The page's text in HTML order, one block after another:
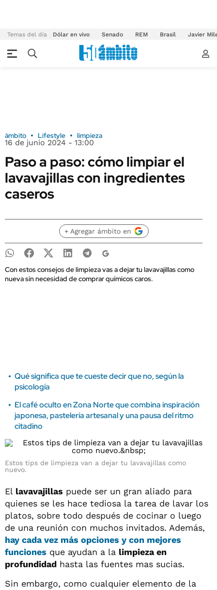
Temas del día Dólar en vivo Senado REM Brasil Javier
ámbito Lifestyle limpieza
16 de junio 2024 - 13:00
Paso a paso: cómo limpiar el
lavavajillas con ingredientes
caseros
+ Agregar ámbito en
Con estos consejos de limpieza vas a dejar tu lavavajillas como
nueva sin necesidad de comprar químicos caros.
Qué significa que te cueste decir que no, según la
psicología
El café oculto en Zona Norte que combina inspiración
japonesa, pastelería artesanal y una pausa del ritmo
citadino
Estos tips de limpieza van a dejar tu lavavajillas como
nuevo.
El lavavajillas puede ser un gran aliado para
quienes se les hace tediosa la tarea de lavar los
platos, sobre todo después de cocinar o luego
de una reunión con muchos invitados. Además,
hay cada vez más opciones y con mejores
funciones que ayudan a la limpieza en
profundidad hasta las fuentes mas sucias.
Sin embargo, como cualquier elemento de la